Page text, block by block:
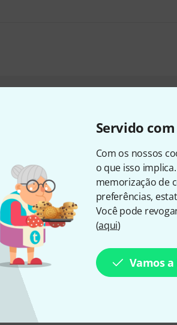
Servido
Com os nossos
o que isso
memorização de
preferências,
Você pode
(aqui)
Vamos
que compraram
8%
COMPRADO